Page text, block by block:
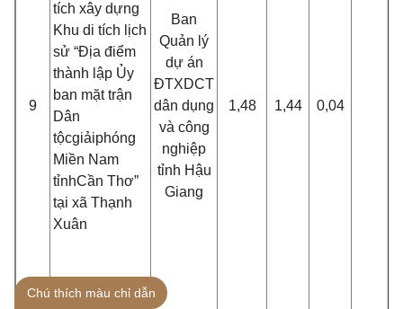
9
tích xây dựng
Khu di tích lịch
sử “Địa điểm
thành lập Ủy
ban mặt trận
Dân
tộcgiảiphóng
Miền Nam
tỉnhCần Thơ”
tại xã Thạnh
Xuân
Ban
Quản lý
dự án
ĐTXDCT
dân dụng
và công
nghiệp
tỉnh Hậu
Giang
1,48 1,44 0,04
Chú thích màu chỉ dẫn